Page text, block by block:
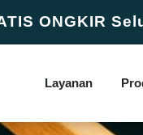
ONGKIR
Layanan